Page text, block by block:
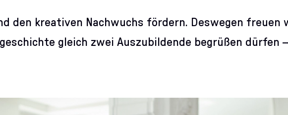
den kreativen Nachwuchs fördern. Deswegen freuen
gleich zwei Auszubildende begrüßen dürfen –